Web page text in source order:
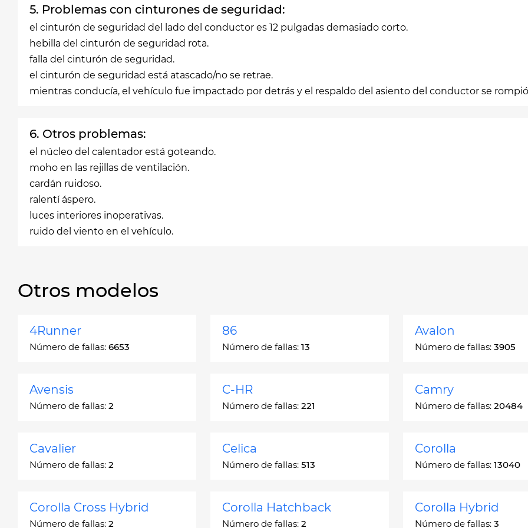
5. Problemas con cinturones de seguridad:
el cinturón de seguridad del lado del conductor es 12 pulgadas demasiado corto.
hebilla del cinturón de seguridad rota.
falla del cinturón de seguridad.
el cinturón de seguridad está atascado/no se retrae.
mientras conducía, el vehículo fue impactado por detrás y el respaldo del asiento del conductor se
6. Otros problemas:
el núcleo del calentador está goteando.
moho en las rejillas de ventilación.
cardán ruidoso.
ralentí áspero.
luces interiores inoperativas.
ruido del viento en el vehículo.
Otros modelos
4Runner
Número de fallas: 6653
86
Número de fallas: 13
Avalon
Número de fallas: 3905
Avensis
Número de fallas: 2
C-HR
Número de fallas: 221
Camry
Número de fallas: 20484
Cavalier
Número de fallas: 2
Celica
Número de fallas: 513
Corolla
Número de fallas: 13040
Corolla Cross Hybrid
Número de fallas: 2
Corolla Hatchback
Número de fallas: 2
Corolla Hybrid
Número de fallas: 3